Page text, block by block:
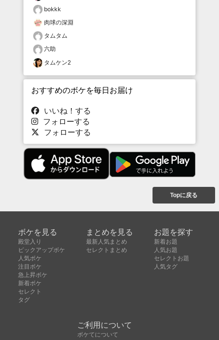
bokkk
肉球の深淵
タムタム
六助
タムケン2
おすすめのボケを毎日お届け
いいね！する
フォローする
フォローする
Topに戻る
ボケを見る
殿堂入り
ピックアップボケ
人気ボケ
注目ボケ
急上昇ボケ
新着ボケ
セレクト
タグ
まとめを見る
最新人気まとめ
セレクトまとめ
お題を探す
新着お題
人気お題
セレクトお題
人気タグ
ご利用について
ボケてについて